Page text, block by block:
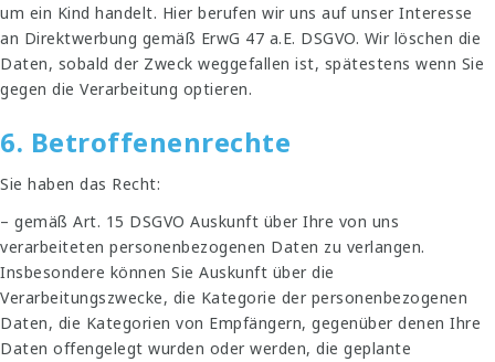
um ein Kind handelt. Hier berufen wir uns auf unser Interesse
an Direktwerbung gemäß ErwG 47 a.E. DSGVO. Wir löschen die
Daten, sobald der Zweck weggefallen ist, spätestens wenn Sie
gegen die Verarbeitung optieren.
6. Betroffenenrechte
Sie haben das Recht:
– gemäß Art. 15 DSGVO Auskunft über Ihre von uns
verarbeiteten personenbezogenen Daten zu verlangen.
Insbesondere können Sie Auskunft über die
Verarbeitungszwecke, die Kategorie der personenbezogenen
Daten, die Kategorien von Empfängern, gegenüber denen Ihre
Daten offengelegt wurden oder werden, die geplante